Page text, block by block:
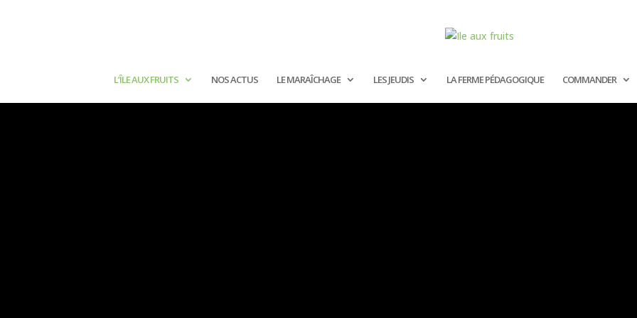
L’ÎLE AUX FRUITS NOS ACTUS LE MARAÎCHAGE LES JEUDIS LA FERME PÉDAGOGIQUE COMMANDER